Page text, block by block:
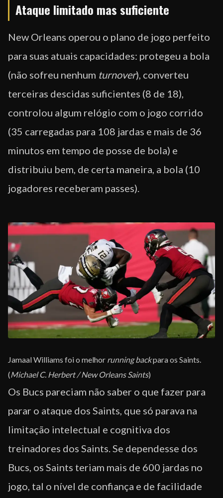
Ataque limitado mas suficiente
New Orleans operou o plano de jogo perfeito
para suas atuais capacidades: protegeu a bola
(não sofreu nenhum turnover), converteu
terceiras descidas suficientes (8 de 18),
controlou algum relógio com o jogo corrido
(35 carregadas para 108 jardas e mais de 36
minutos em tempo de posse de bola) e
distribuiu bem, de certa maneira, a bola (10
jogadores receberam passes).
Jamaal Williams foi o melhor running backpara os Saints.
(Michael C. Herbert / New Orleans Saints)
Os Bucs pareciam não saber o que fazer para
parar o ataque dos Saints, que só parava na
limitação intelectual e cognitiva dos
treinadores dos Saints. Se dependesse dos
Bucs, os Saints teriam mais de 600 jardas no
jogo, tal o nível de confiança e de facilidade